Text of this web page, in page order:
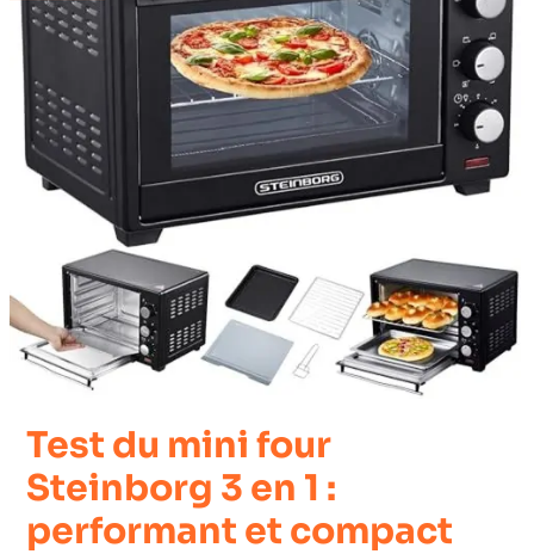
Test du mini four
Steinborg 3 en 1 :
performant et compact